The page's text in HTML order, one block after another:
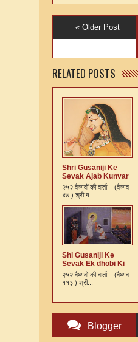
« Older Post
RELATED POSTS
Shri Gusaniji Ke
Sevak Ajab Kunvar
Bai Ki Varta
२५२ वैष्णवों की वार्ता (वैष्णव
४७ ) श्री ग...
Shi Gusaniji Ke
Sevak Ek dhobi Ki
Varta
२५२ वैष्णवों की वार्ता (वैष्णव
११३ ) श्री...
Blogger